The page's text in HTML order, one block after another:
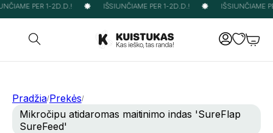
PER 1-2D.D.! IŠSIUNČIAME PER 1-2D.D.! IŠSIUNČIAME
Pradžia/Prekės/
Mikročipu atidaromas maitinimo indas 'SureFlap
SureFeed'